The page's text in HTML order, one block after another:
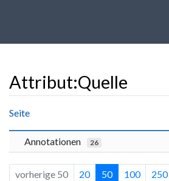
Attribut:Quelle
Wechseln zu:
Seite
Annotationen 26
vorherige 50 20 50 100 250